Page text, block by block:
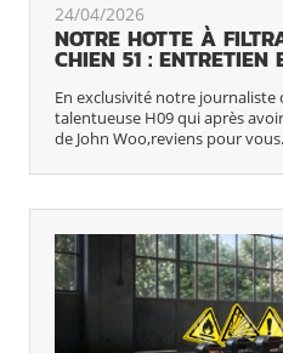
24/04/2026
NOTRE HOTTE À
CHIEN 51 : ENTRETIEN
En exclusivité notre journaliste
talentueuse H09 qui après
de John Woo,reviens pour